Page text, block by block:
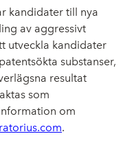
kandidater till nya
av aggressivt
utveckla kandidater
substanser,
resultat
som
om
.